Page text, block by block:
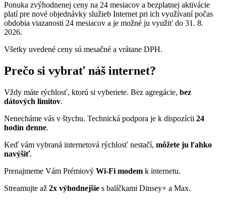
Ponuka zvýhodnenej ceny na 24 mesiacov a bezplatnej aktivácie
platípre nové objednávky služieb Internet pri ich využívaní počas
obdobia viazanosti 24 mesiacov a je možné ju využiť do 31. 8.
2026.
Všetky uvedené ceny sú mesačné a vrátane DPH.
Prečo si vybrať náš internet?
Vždy máte rýchlosť, ktorú si vyberiete. Bez agregácie, bez
dátových limitov.
Nenecháme vás v štychu. Technická podpora je k dispozícii 24
hodín denne.
Keď vám vybraná internetová rýchlosť nestačí, môžete ju ľahko
navýšiť.
Prenajmeme Vám Prémiový Wi-Fi modem k internetu.
Streamujte až 2x výhodnejšie s balíčkami Dinsey+ a Max.